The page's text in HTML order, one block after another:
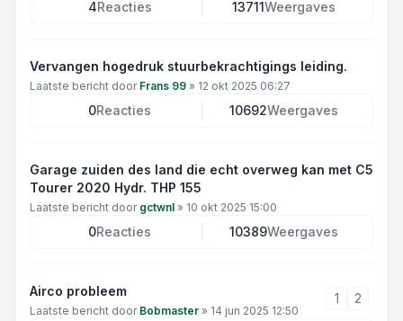
4Reacties 13711Weergaves
Vervangen hogedruk stuurbekrachtigings leiding.
Laatste bericht door Frans 99 » 12 okt 2025 06:27
0Reacties 10692Weergaves
Garage zuiden des land die echt overweg kan met C5
Tourer 2020 Hydr. THP 155
Laatste bericht door gctwnl » 10 okt 2025 15:00
0Reacties 10389Weergaves
Airco probleem
Laatste bericht door Bobmaster » 14 jun 2025 12:50
1 2